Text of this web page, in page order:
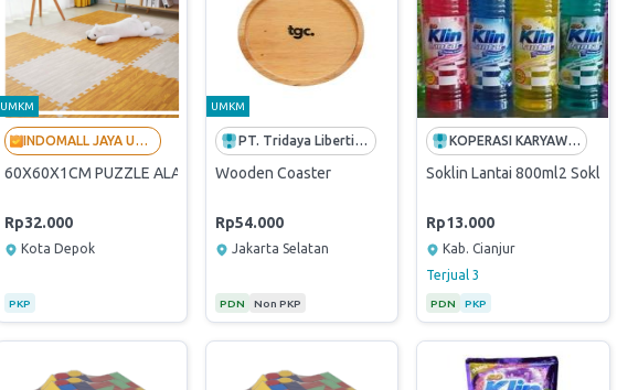
UMKM
INDOMALL JAYA UTAMA - LANGGANAN BUMN
60X60X1CM PUZZLE ALAS LANTAI EVA MAT WOOD KARPET MATRAS EVAMAT KAYU -
Rp32.000
Kota Depok
PKP
UMKM
PT. Tridaya Liberti Jaya
Wooden Coaster
Rp54.000
Jakarta Selatan
PDN Non PKP
KOPERASI KARYAWAN PERKEBUNAN AGRABINTA
Soklin Lantai 800ml2 Soklin
Rp13.000
Kab. Cianjur
Terjual3
PDN PKP